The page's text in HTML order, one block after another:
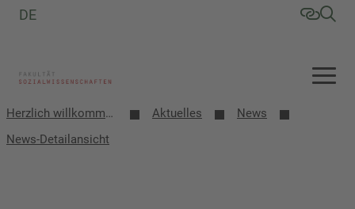
DE
Herzlich willkommen an der Fakultät Sozialwissenschaften Aktuelles
News
News-Detailansicht